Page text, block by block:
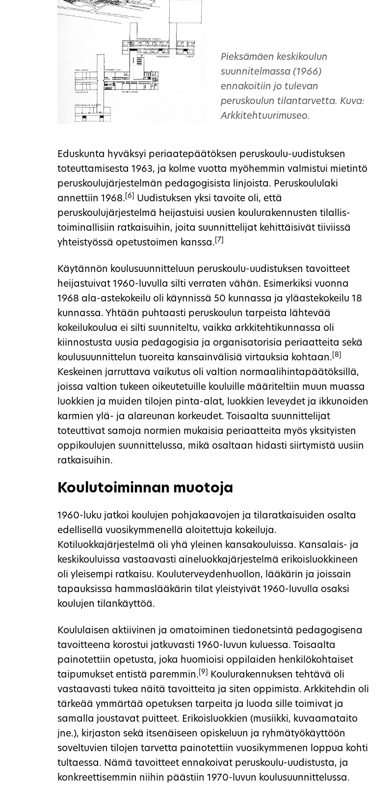
Pieksämäen keskikoulun
suunnitelmassa (1966)
ennakoitiin jo tulevan
peruskoulun tilantarvetta. Kuva:
Arkkitehtuurimuseo.
Eduskunta hyväksyi periaatepäätöksen peruskoulu-uudistuksen
toteuttamisesta 1963, ja kolme vuotta myöhemmin valmistui mietintö
peruskoulujärjestelmän pedagogisista linjoista. Peruskoululaki
annettiin 1968. [6]
Uudistuksen yksi tavoite oli, että
peruskoulujärjestelmä heijastuisi uusien koulurakennusten tilallis-
toiminallisiin ratkaisuihin, joita suunnittelijat kehittäisivät tiiviissä
yhteistyössä opetustoimen kanssa. [7]
Käytännön koulusuunnitteluun peruskoulu-uudistuksen tavoitteet
heijastuivat 1960-luvulla silti verraten vähän. Esimerkiksi vuonna
1968 ala-astekokeilu oli käynnissä 50 kunnassa ja yläastekokeilu 18
kunnassa. Yhtään puhtaasti peruskoulun tarpeista lähtevää
kokeilukoulua ei silti suunniteltu, vaikka arkkitehtikunnassa oli
kiinnostusta uusia pedagogisia ja organisatorisia periaatteita sekä
koulusuunnittelun tuoreita kansainvälisiä virtauksia kohtaan. [8]
Keskeinen jarruttava vaikutus oli valtion normaalihintapäätöksillä,
joissa valtion tukeen oikeutetuille kouluille määriteltiin muun muassa
luokkien ja muiden tilojen pinta-alat, luokkien leveydet ja ikkunoiden
karmien ylä- ja alareunan korkeudet. Toisaalta suunnittelijat
toteuttivat samoja normien mukaisia periaatteita myös yksityisten
oppikoulujen suunnittelussa, mikä osaltaan hidasti siirtymistä uusiin
ratkaisuihin.
Koulutoiminnan muotoja
1960-luku jatkoi koulujen pohjakaavojen ja tilaratkaisuiden osalta
edellisellä vuosikymmenellä aloitettuja kokeiluja.
Kotiluokkajärjestelmä oli yhä yleinen kansakouluissa. Kansalais- ja
keskikouluissa vastaavasti aineluokkajärjestelmä erikoisluokkineen
oli yleisempi ratkaisu. Kouluterveydenhuollon, lääkärin ja joissain
tapauksissa hammaslääkärin tilat yleistyivät 1960-luvulla osaksi
koulujen tilankäyttöä.
Koululaisen aktiivinen ja omatoiminen tiedonetsintä pedagogisena
tavoitteena korostui jatkuvasti 1960-luvun kuluessa. Toisaalta
painotettiin opetusta, joka huomioisi oppilaiden henkilökohtaiset
taipumukset entistä paremmin. [9]
Koulurakennuksen tehtävä oli
vastaavasti tukea näitä tavoitteita ja siten oppimista. Arkkitehdin oli
tärkeää ymmärtää opetuksen tarpeita ja luoda sille toimivat ja
samalla joustavat puitteet. Erikoisluokkien (musiikki, kuvaamataito
jne.), kirjaston sekä itsenäiseen opiskeluun ja ryhmätyökäyttöön
soveltuvien tilojen tarvetta painotettiin vuosikymmenen loppua kohti
tultaessa. Nämä tavoitteet ennakoivat peruskoulu-uudistusta, ja
konkreettisemmin niihin päästiin 1970-luvun koulusuunnittelussa.